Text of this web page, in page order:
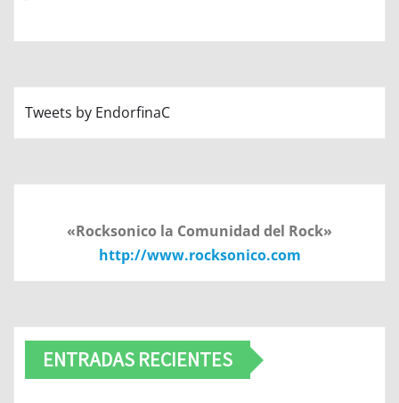
Tweets by EndorfinaC
«Rocksonico la Comunidad del Rock»
http://www.rocksonico.com
ENTRADAS RECIENTES